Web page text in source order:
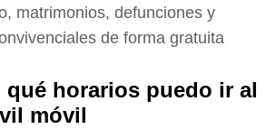
matrimonios, defunciones y
de forma gratuita
qué horarios puedo ir al
móvil